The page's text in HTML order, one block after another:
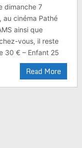
dimanche 7
cinéma Pathé
ainsi que
vous, il reste
30 € – Enfant 25
Read More